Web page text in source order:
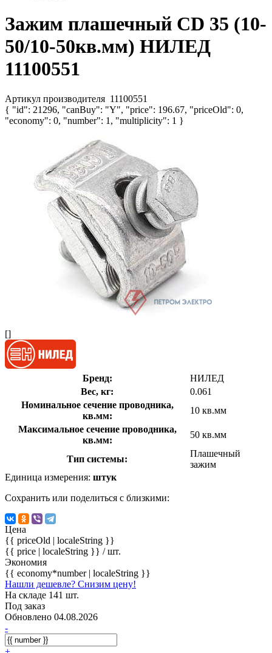
Зажим плашечный CD 35 (10-
50/10-50кв.мм) НИЛЕД
11100551
Артикул производителя 11100551
{ "id": 21296, "canBuy": "Y", "price": 196.67, "priceOld": 0,
"economy": 0, "number": 1, "multiplicity": 1 }
[]
Бренд:
НИЛЕД
Вес, кг:
0.061
Номинальное сечение проводника,
кв.мм:
10 кв.мм
Максимальное сечение проводника,
кв.мм:
50 кв.мм
Тип системы:
Плашечный
зажим
Единица измерения: штук
Сохранить или поделиться с близкими:
Цена
{{ priceOld | localeString }}
{{ price | localeString }} / шт.
Экономия
{{ economy*number | localeString }}
Нашли дешевле? Снизим цену!
На складе 141 шт.
Под заказ
Обновлено 04.08.2026
-